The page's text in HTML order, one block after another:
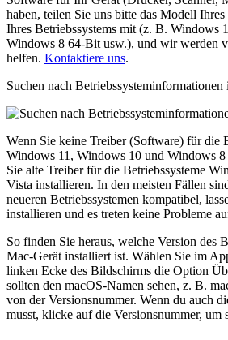
haben, teilen Sie uns bitte das Modell
Ihres Betriebssystems mit (z. B. Windows
Windows 8 64-Bit usw.), und wir werden
helfen. Kontaktiere uns.
Suchen nach
Wenn Sie keine Treiber (Software) für die
Windows 11, Windows 10 und Windows
Sie alte Treiber für die Betriebssysteme
Vista installieren. In den meisten Fällen
neueren Betriebssystemen kompatibel,
installieren und es treten keine Probleme
So finden Sie heraus, welche Version des
Mac-Gerät installiert ist. Wählen Sie im
linken Ecke des Bildschirms die Option
sollten den macOS-Namen sehen, z. B.
von der Versionsnummer. Wenn du auch
musst, klicke auf die Versionsnummer, um